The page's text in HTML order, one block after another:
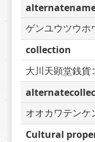
ゲンユウツウホ
collection
大川天顕堂銭貨
オオカワテンケ
Cultural